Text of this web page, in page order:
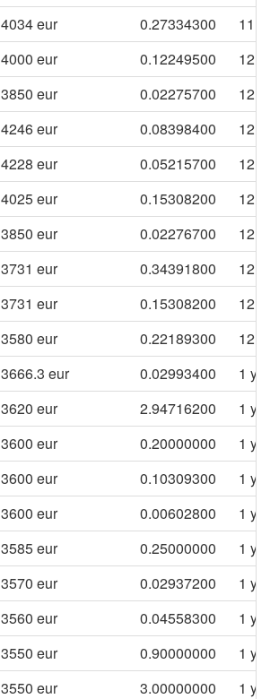
4034eur 0.27334300
11
4000 eur 0.12249500
12
3850 eur 0.02275700
12
4246eur 0.08398400
12
4228 eur 0.05215700
12
4025eur 0.15308200
12
3850 eur 0.02276700
12
3731 eur 0.34391800
12
3731 eur 0.15308200
12
3580 eur 0.22189300
12
3666.3 eur 0.02993400
1
3620 eur 2.94716200
1
3600 eur 0.20000000
1
3600 eur 0.10309300
1
3600 eur 0.00602800
1
3585eur 0.25000000
1
3570 eur 0.02937200
1
3560 eur 0.04558300
1
3550 eur 0.90000000
1
3550 eur 3.00000000
1